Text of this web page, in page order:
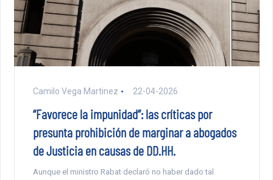
Camilo Vega Martinez 22-04-2026
“Favorece la impunidad”: las críticas por
presunta prohibición de marginar a abogados
de Justicia en causas de DD.HH.
Aunque el ministro Rabat declaró no haber dado tal